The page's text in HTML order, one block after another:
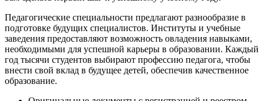
Педагогические специальности предлагают разнообразие в
подготовке будущих специалистов. Институты и учебные
заведения предоставляют возможность овладения навыками,
необходимыми для успешной карьеры в образовании. Каждый
год тысячи студентов выбирают профессию педагога, чтобы
внести свой вклад в будущее детей, обеспечив качественное
образование.